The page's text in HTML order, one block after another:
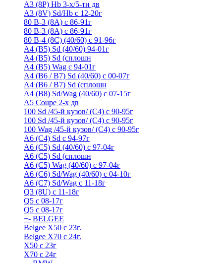
A3 (8P) Hb 3-х/5-ти дв
A3 (8V) Sd/Hb c 12-20г
80 B-3 (8A) с 86-91г
80 В-3 (8А) с 86-91г
80 B-4 (8С) (40/60) с 91-96г
A4 (B5) Sd (40/60) 94-01г
A4 (B5) Sd (сплошн
A4 (B5) Wag с 94-01г
A4 (B6 / B7) Sd (40/60) с 00-07г
A4 (B6 / B7) Sd (сплошн
A4 (B8) Sd/Wag (40/60) с 07-15г
А5 Coupe 2-х дв
100 Sd /45-й кузов/ (С4) с 90-95г
100 Sd /45-й кузов/ (С4) с 90-95г
100 Wag /45-й кузов/ (С4) с 90-95г
А6 (С4) Sd с 94-97г
A6 (С5) Sd (40/60) с 97-04г
A6 (С5) Sd (сплошн
A6 (С5) Wag (40/60) с 97-04г
A6 (С6) Sd/Wag (40/60) c 04-10г
А6 (C7) Sd/Wag с 11-18г
Q3 (8U) с 11-18г
Q5 с 08-17г
Q5 с 08-17г
+- BELGEE
Belgee X50 с 23г.
Belgee X70 с 24г.
X50 с 23г
X70 с 24г